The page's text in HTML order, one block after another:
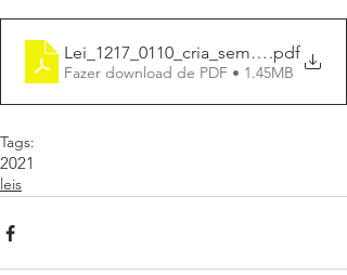
Lei_1217_0110_cria_semana_autismo
.pdf
Fazer download de PDF • 1.45MB
Tags:
2021
leis